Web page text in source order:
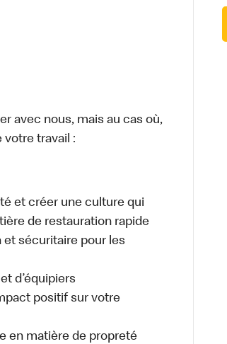
avec nous, mais au cas où,
travail :
et créer une culture qui
de restauration rapide
et sécuritaire pour les
d’équipiers
positif sur votre
en matière de propreté